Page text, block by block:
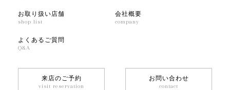
お取り扱い店舗
shop list
会社概要
company
よくあるご質問
Q&A
来店のご予約
visit reservation
お問い合わせ
contact